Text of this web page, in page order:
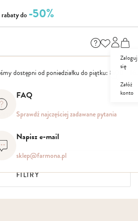
rabaty do -50%
dostępni od poniedziałku do piątku: 8.00 -
FAQ
Sprawdź najczęściej zadawane pytania
Napisz e-mail
sklep@farmona.pl
Zaloguj
się
Załóż
konto
NASZE
Szampony
FILTRY